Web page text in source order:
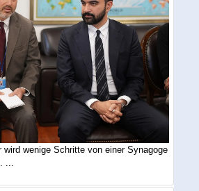
wird wenige Schritte von einer Synagoge
...